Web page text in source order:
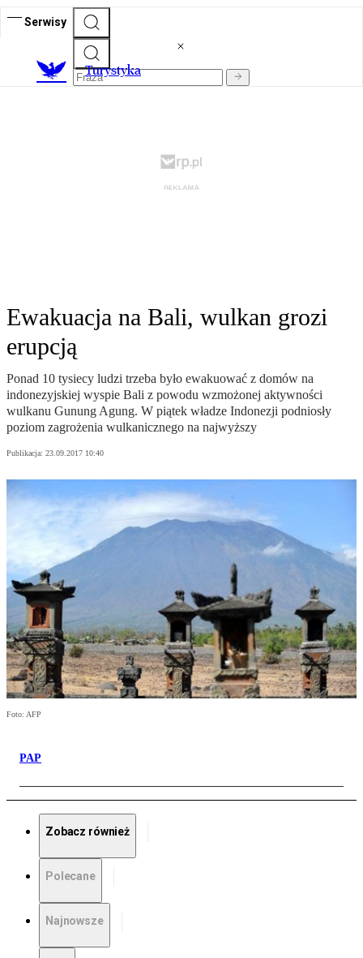
Serwisy
Turystyka
Ewakuacja na Bali, wulkan grozi
erupcją
Ponad 10 tysiecy ludzi trzeba było ewakuować z domów na
indonezyjskiej wyspie Bali z powodu wzmożonej aktywności
wulkanu Gunung Agung. W piątek władze Indonezji podniosły
poziom zagrożenia wulkanicznego na najwyższy
Publikacja: 23.09.2017 10:40
Foto: AFP
PAP
Zobacz również
Polecane
Najnowsze